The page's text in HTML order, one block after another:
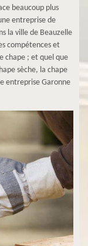
beaucoup plus
entreprise de
la ville de Beauzelle
compétences et
chape ; et quel que
sèche, la chape
entreprise Garonne